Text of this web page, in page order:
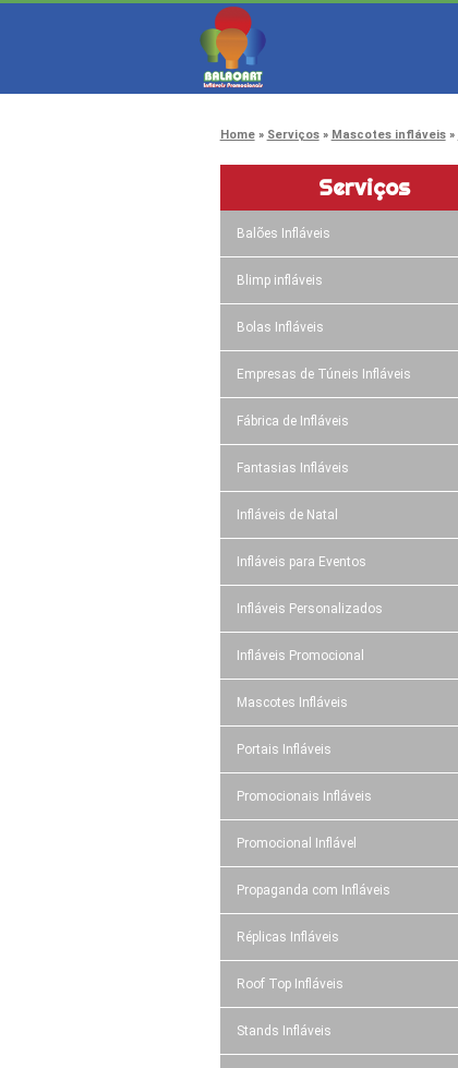
Home Serviços Mascotes infláveis
Serviços
Balões Infláveis
Blimp infláveis
Bolas Infláveis
Empresas de Túneis Infláveis
Fábrica de Infláveis
Fantasias Infláveis
Infláveis de Natal
Infláveis para Eventos
Infláveis Personalizados
Infláveis Promocional
Mascotes Infláveis
Portais Infláveis
Promocionais Infláveis
Promocional Inflável
Propaganda com Infláveis
Réplicas Infláveis
Roof Top Infláveis
Stands Infláveis